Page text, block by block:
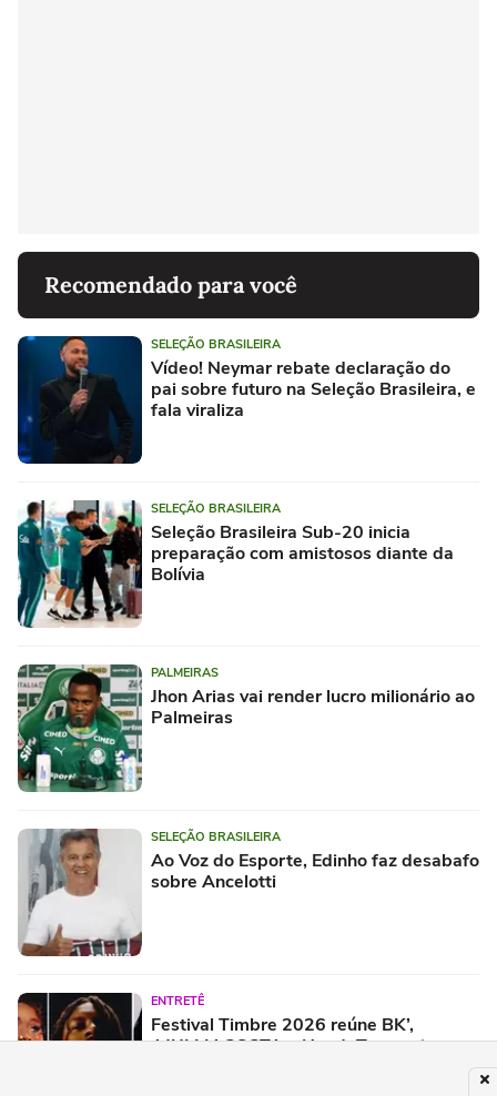
Recomendado para você
SELEÇÃO BRASILEIRA
Vídeo! Neymar rebate declaração do
pai sobre futuro na Seleção Brasileira, e
fala viraliza
SELEÇÃO BRASILEIRA
Seleção Brasileira Sub-20 inicia
preparação com amistosos diante da
Bolívia
PALMEIRAS
Jhon Arias vai render lucro milionário ao
Palmeiras
SELEÇÃO BRASILEIRA
Ao Voz do Esporte, Edinho faz desabafo
sobre Ancelotti
ENTRETÊ
Festival Timbre 2026 reúne BK’,
AJULLIACOSTA e NandaTsunami em